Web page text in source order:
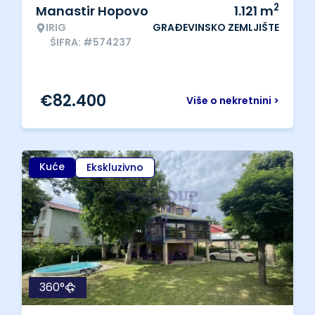
Manastir Hopovo
IRIG
ŠIFRA: #574237
1.121 m2
GRAĐEVINSKO ZEMLJIŠTE
Više o nekretnini >
€82.400
Kuće Ekskluzivno
360°